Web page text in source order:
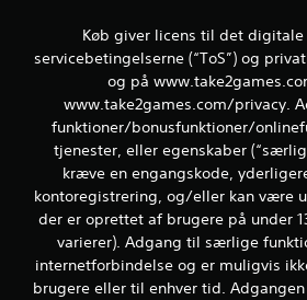
Køb giver licens til det
servicebetingelserne (“ToS”) og
og på
www.take2games.com/privacy.
funktioner/bonusfunktioner/
tjenester, eller egenskaber
kræve en engangskode,
kontoregistrering, og/eller kan være
der er oprettet af brugere på under
varierer). Adgang til særlige
internetforbindelse og er muligvis
brugere eller til enhver tid.